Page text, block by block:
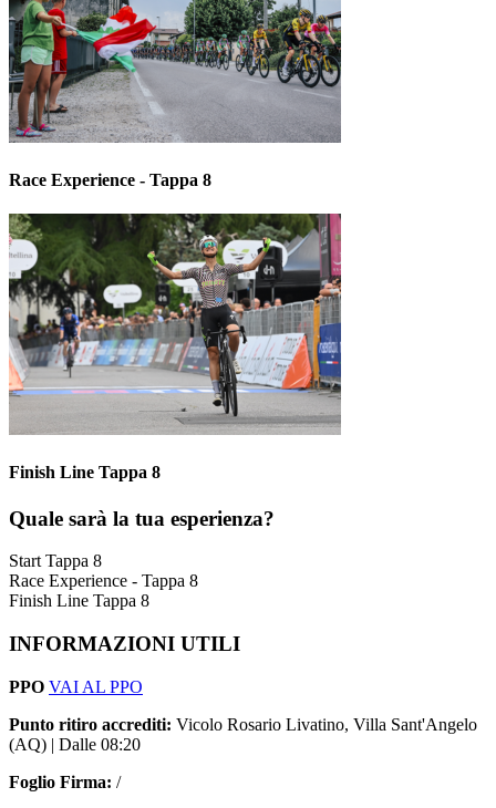
Race Experience - Tappa 8
Finish Line Tappa 8
Quale sarà la tua esperienza?
Start Tappa 8
Race Experience - Tappa 8
Finish Line Tappa 8
INFORMAZIONI UTILI
PPO VAI AL PPO
Punto ritiro accrediti: Vicolo Rosario Livatino, Villa Sant'Angelo
(AQ) | Dalle 08:20
Foglio Firma: /